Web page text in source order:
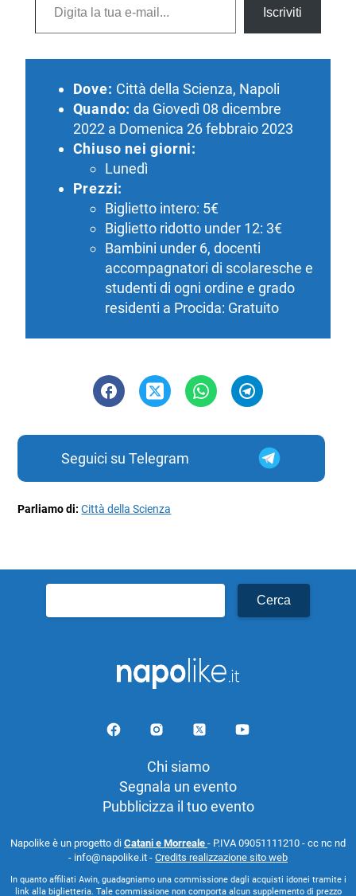
Iscriviti
Dove: Città della Scienza, Napoli
Quando: da Giovedì 08 dicembre
2022 a Domenica 26 febbraio 2023
Chiuso nei giorni:
Lunedì
Prezzi:
Biglietto intero: 5€
Biglietto ridotto under 12: 3€
Bambini under 6, docenti
accompagnatori di scolaresche e
studenti di ogni ordine e grado
residenti a Procida: Gratuito
Seguici su Telegram
Parliamo di:Città della Scienza
per:
Chi siamo
Segnala un evento
Pubblicizza il tuo evento
Napolike è un progetto di Catani e Morreale - P.IVA 09051111210 - cc nc nd
- info@napolike.it - Credits realizzazione sito web
In quanto affiliati Awin, guadagniamo una commissione dagli acquisti idonei tramite i
link alla biglietteria. Tale commissione non comporta alcun supplemento di prezzo